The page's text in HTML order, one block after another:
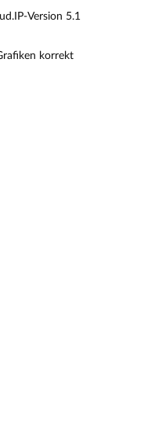
Version 5.1
korrekt